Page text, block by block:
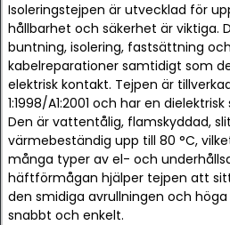
Isoleringstejpen är utvecklad för
hållbarhet och säkerhet är viktiga.
buntning, isolering, fastsättning
kabelreparationer samtidigt som
elektrisk kontakt. Tejpen är
1:1998/A1:2001 och har en
Den är vattentålig, flamskyddad,
värmebeständig upp till 80 °C,
många typer av el- och
häftförmågan hjälper tejpen att
den smidiga avrullningen och
snabbt och enkelt.